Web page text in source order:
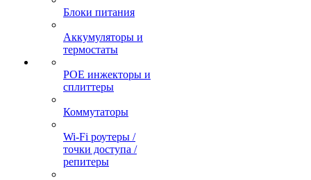
Блоки питания
Аккумуляторы и
термостаты
POE инжекторы и
сплиттеры
Коммутаторы
Wi-Fi роутеры /
точки доступа /
репитеры